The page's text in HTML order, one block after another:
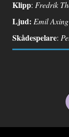
Klipp: Fredrik
Ljud: Emil Axing
Skådespelare: